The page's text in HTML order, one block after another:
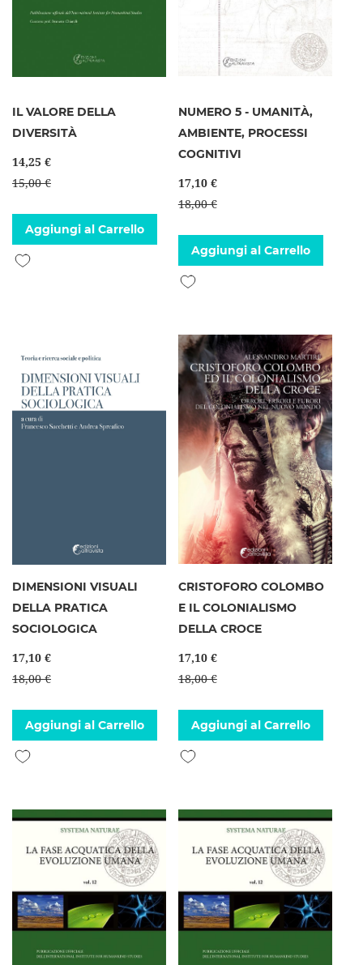
IL VALORE DELLA
DIVERSITÀ
14,25 €
15,00 €
Aggiungi al Carrello
Aggiungi alla lista desideri
NUMERO 5 - UMANITÀ,
AMBIENTE, PROCESSI
COGNITIVI
17,10 €
18,00 €
Aggiungi al Carrello
Aggiungi alla lista desideri
DIMENSIONI VISUALI
DELLA PRATICA
SOCIOLOGICA
17,10 €
18,00 €
Aggiungi al Carrello
Aggiungi alla lista desideri
CRISTOFORO COLOMBO
E IL COLONIALISMO
DELLA CROCE
17,10 €
18,00 €
Aggiungi al Carrello
Aggiungi alla lista desideri